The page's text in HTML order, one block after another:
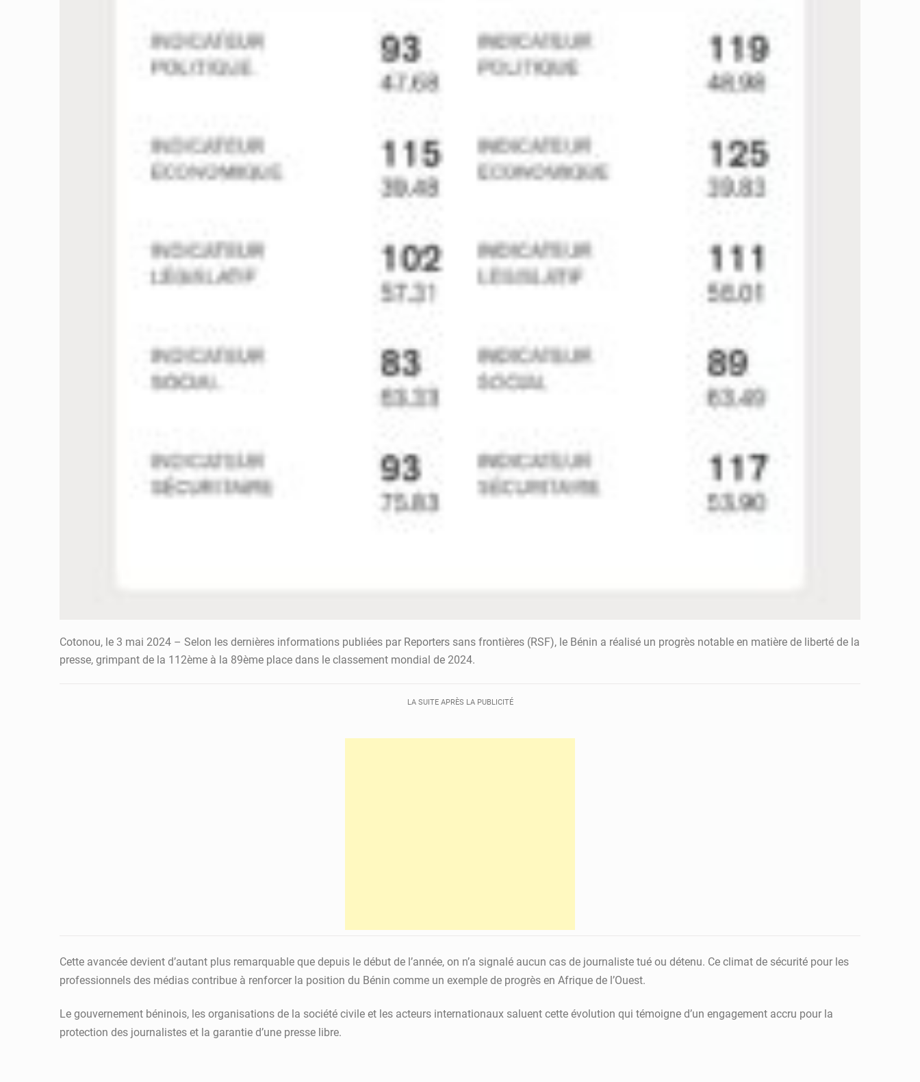
Cotonou, le 3 mai 2024 – Selon les dernières informations publiées par Reporters sans frontières (RSF), le Bénin a réalisé un progrès notable en matière de liberté de la
presse, grimpant de la 112ème à la 89ème place dans le classement mondial de 2024.
LA SUITE APRÈS LA PUBLICITÉ
Cette avancée devient d’autant plus remarquable que depuis le début de l’année, on n’a signalé aucun cas de journaliste tué ou détenu. Ce climat de sécurité pour les
professionnels des médias contribue à renforcer la position du Bénin comme un exemple de progrès en Afrique de l’Ouest.
Le gouvernement béninois, les organisations de la société civile et les acteurs internationaux saluent cette évolution qui témoigne d’un engagement accru pour la
protection des journalistes et la garantie d’une presse libre.